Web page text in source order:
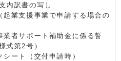
内訳書の写し
起業支援事業で申請する場合の
業者サポート補助金に係る誓
式第2号）
シート（交付申請時）